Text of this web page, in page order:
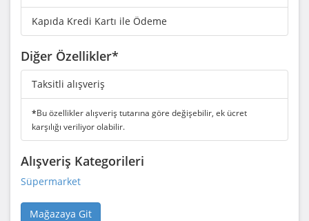
Kapıda Kredi Kartı ile Ödeme
Diğer Özellikler*
Taksitli alışveriş
*Bu özellikler alışveriş tutarına göre değişebilir, ek ücret
karşılığı veriliyor olabilir.
Alışveriş Kategorileri
Süpermarket
Mağazaya Git